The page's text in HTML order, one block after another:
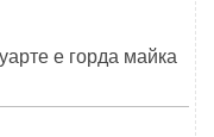
е горда майка